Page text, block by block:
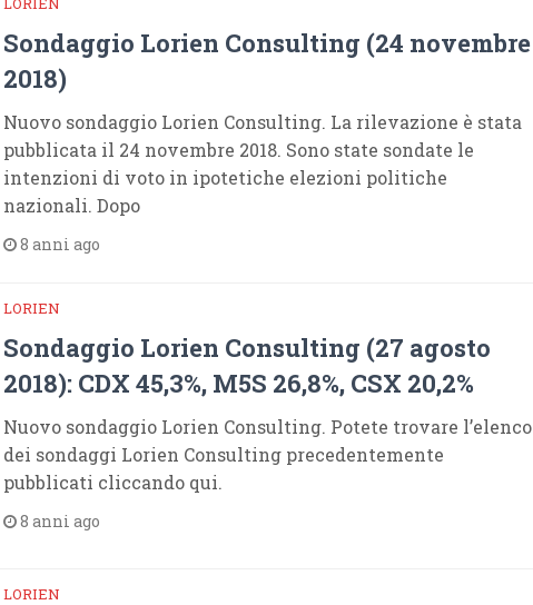
Sondaggio Lorien Consulting (24 novembre
2018)
Nuovo sondaggio Lorien Consulting. La rilevazione è stata
pubblicata il 24 novembre 2018. Sono state sondate le
intenzioni di voto in ipotetiche elezioni politiche
nazionali. Dopo
8 anni ago
LORIEN
Sondaggio Lorien Consulting (27 agosto
2018): CDX 45,3%, M5S 26,8%, CSX 20,2%
Nuovo sondaggio Lorien Consulting. Potete trovare l’elenco
dei sondaggi Lorien Consulting precedentemente
pubblicati cliccando qui.
8 anni ago
LORIEN